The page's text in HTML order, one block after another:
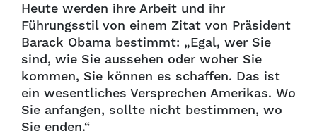
Heute werden ihre Arbeit und ihr
Führungsstil von einem Zitat von Präsident
Barack Obama bestimmt: „Egal, wer Sie
sind, wie Sie aussehen oder woher Sie
kommen, Sie können es schaffen. Das ist
ein wesentliches Versprechen Amerikas. Wo
Sie anfangen, sollte nicht bestimmen, wo
Sie enden.“